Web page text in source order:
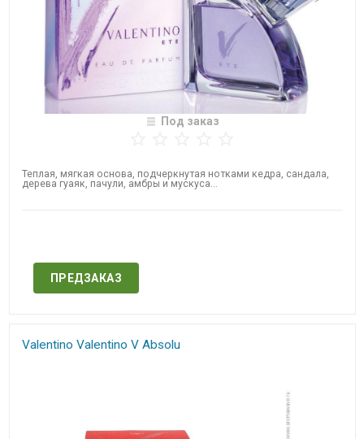
Под заказ
Теплая, мягкая основа, подчеркнутая нотками кедра, сандала,
дерева гуаяк, пачули, амбры и мускуса...
ПРЕДЗАКАЗ
Valentino ​Valentino V Absolu​​​